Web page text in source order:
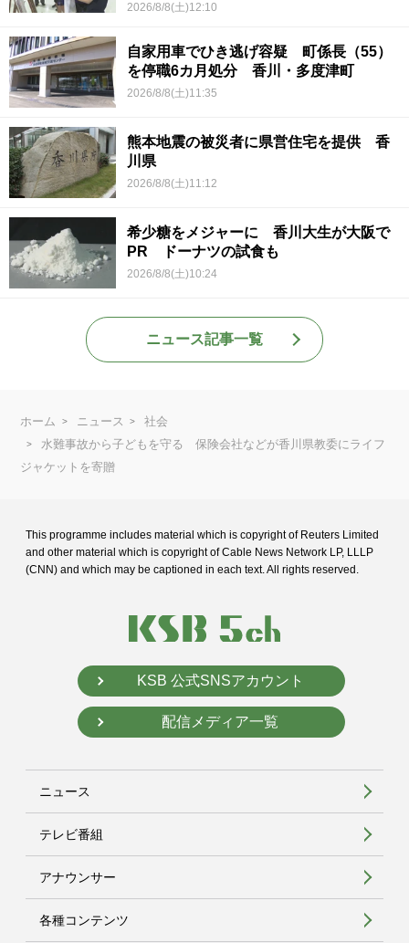
2026/8/8(土)12:10
自家用車でひき逃げ容疑 町係長（55）
を停職6カ月処分 香川・多度津町
2026/8/8(土)11:35
熊本地震の被災者に県営住宅を提供 香
川県
2026/8/8(土)11:12
希少糖をメジャーに 香川大生が大阪で
PR ドーナツの試食も
2026/8/8(土)10:24
ニュース記事一覧
ホーム ニュース
社会
水難事故から子どもを守る 保険会社などが香川県教委にライフ
ジャケットを寄贈
This programme includes material which is copyright of Reuters Limited
and other material which is copyright of Cable News Network LP, LLLP
(CNN) and which may be captioned in each text. All rights reserved.
KSB 公式SNSアカウント
配信メディア一覧
ニュース
テレビ番組
アナウンサー
各種コンテンツ